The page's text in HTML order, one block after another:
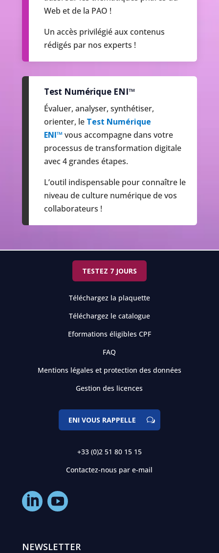
Web et de la PAO !
Un accès privilégié aux contenus
rédigés par nos experts !
Test Numérique ENI™
Évaluer, analyser, synthétiser,
orienter, le Test Numérique
ENI™ vous accompagne dans votre
processus de transformation digitale
avec 4 grandes étapes.
L’outil indispensable pour connaître le
niveau de culture numérique de vos
collaborateurs !
TESTEZ 7 JOURS
Téléchargez la plaquette
Téléchargez le catalogue
Eformations éligibles CPF
FAQ
Mentions légales et protection des données
Gestion des licences
ENI VOUS RAPPELLE
+33 (0)2 51 80 15 15
Contactez-nous par e-mail
NEWSLETTER